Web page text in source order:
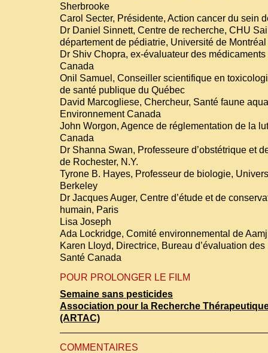
Sherbrooke
Carol Secter, Présidente, Action cancer du sein
Dr Daniel Sinnett, Centre de recherche, CHU
département de pédiatrie, Université de Montréal
Dr Shiv Chopra, ex-évaluateur des
Canada
Onil Samuel, Conseiller scientifique en
de santé publique du Québec
David Marcogliese, Chercheur, Santé faune
Environnement Canada
John Worgon, Agence de réglementation de la
Canada
Dr Shanna Swan, Professeure d’obstétrique et
de Rochester, N.Y.
Tyrone B. Hayes, Professeur de biologie,
Berkeley
Dr Jacques Auger, Centre d’étude et de
humain, Paris
Lisa Joseph
Ada Lockridge, Comité environnemental de
Karen Lloyd, Directrice, Bureau d’évaluation
Santé Canada
POUR PROLONGER LE FILM
Semaine sans pesticides
Association pour la Recherche
(ARTAC)
COMMENTAIRES